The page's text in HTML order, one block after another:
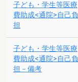
子ども・学生等医療
費助成<通院>自己負
担
子ども・学生等医療
費助成<通院>自己負
担－備考